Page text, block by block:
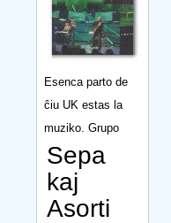
Esenca parto de
ĉiu UK estas la
muziko. Grupo
Sepa
kaj
Asorti